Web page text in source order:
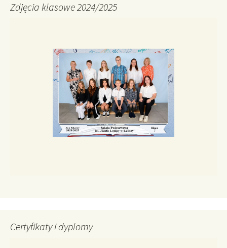
Zdjęcia klasowe 2024/2025
Certyfikaty i dyplomy